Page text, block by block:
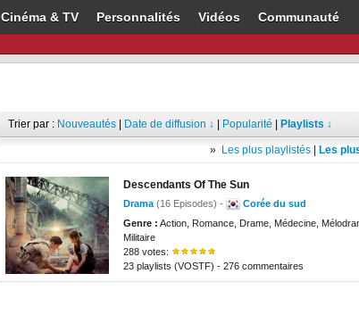
Cinéma & TV Personnalités Vidéos Communauté
Trier par : Nouveautés Date de diffusion ↓ Popularité Playlists ↓
» Les plus playlistés Les
Descendants Of The Sun
Drama (16 Episodes) -
Corée du sud
Genre : Action, Romance, Drame, Médecine,
Militaire
288 votes:
23 playlists (VOSTF) - 276 commentaires